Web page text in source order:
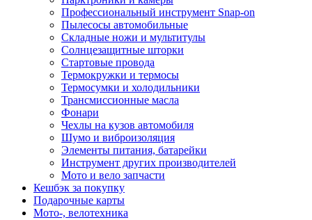
Профессиональный инструмент Snap-on
Пылесосы автомобильные
Складные ножи и мультитулы
Солнцезащитные шторки
Стартовые провода
Термокружки и термосы
Термосумки и холодильники
Трансмиссионные масла
Фонари
Чехлы на кузов автомобиля
Шумо и виброизоляция
Элементы питания, батарейки
Инструмент других производителей
Мото и вело запчасти
Кешбэк за покупку
Подарочные карты
Мото-, велотехника